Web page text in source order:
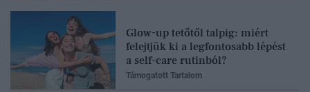
Glow-up tetőtől talpig: miért
felejtjük ki a legfontosabb lépést
a self-care rutinból?
Támogatott Tartalom